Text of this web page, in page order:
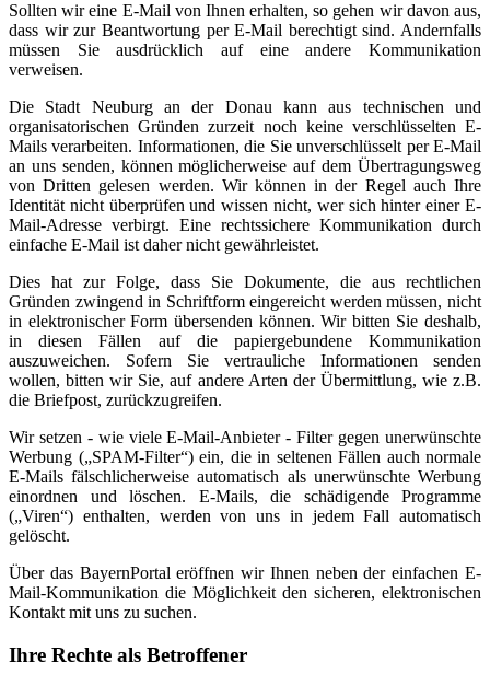
Sollten wir eine E-Mail von Ihnen erhalten, so gehen wir davon aus,
dass wir zur Beantwortung per E-Mail berechtigt sind. Andernfalls
müssen Sie ausdrücklich auf eine andere Kommunikation
verweisen.
Die Stadt Neuburg an der Donau kann aus technischen und
organisatorischen Gründen zurzeit noch keine verschlüsselten E-
Mails verarbeiten. Informationen, die Sie unverschlüsselt per E-Mail
an uns senden, können möglicherweise auf dem Übertragungsweg
von Dritten gelesen werden. Wir können in der Regel auch Ihre
Identität nicht überprüfen und wissen nicht, wer sich hinter einer E-
Mail-Adresse verbirgt. Eine rechtssichere Kommunikation durch
einfache E-Mail ist daher nicht gewährleistet.
Dies hat zur Folge, dass Sie Dokumente, die aus rechtlichen
Gründen zwingend in Schriftform eingereicht werden müssen, nicht
in elektronischer Form übersenden können. Wir bitten Sie deshalb,
in diesen Fällen auf die papiergebundene Kommunikation
auszuweichen. Sofern Sie vertrauliche Informationen senden
wollen, bitten wir Sie, auf andere Arten der Übermittlung, wie z.B.
die Briefpost, zurückzugreifen.
Wir setzen - wie viele E-Mail-Anbieter - Filter gegen unerwünschte
Werbung („SPAM-Filter“) ein, die in seltenen Fällen auch normale
E-Mails fälschlicherweise automatisch als unerwünschte Werbung
einordnen und löschen. E-Mails, die schädigende Programme
(„Viren“) enthalten, werden von uns in jedem Fall automatisch
gelöscht.
Über das BayernPortal eröffnen wir Ihnen neben der einfachen E-
Mail-Kommunikation die Möglichkeit den sicheren, elektronischen
Kontakt mit uns zu suchen.
Ihre Rechte als Betroffener